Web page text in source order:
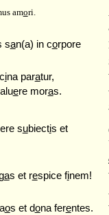
amori.
san(a) in corpore
ina paratur,
ere moras.
subiectis et
as et respice finem!
os et dona ferentes.